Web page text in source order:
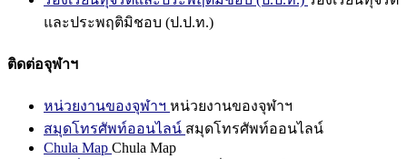
และประพฤติมิชอบ (ป.ป.ท.)
ติดต่อจุฬาฯ
หน่วยงานของจุฬาฯ หน่วยงานของจุฬาฯ
สมุดโทรศัพท์ออนไลน์ สมุดโทรศัพท์ออนไลน์
Chula Map Chula Map